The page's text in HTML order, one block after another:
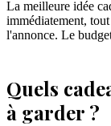
La meilleure idée
immédiatement,
l'annonce. Le
Quels
à garder ?